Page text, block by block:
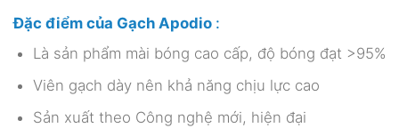
Đặc điểm của Gạch Apodio :
Là sản phẩm mài bóng cao cấp, độ bóng đạt >95%
Viên gạch dày nên khả năng chịu lực cao
Sản xuất theo Công nghệ mới, hiện đại